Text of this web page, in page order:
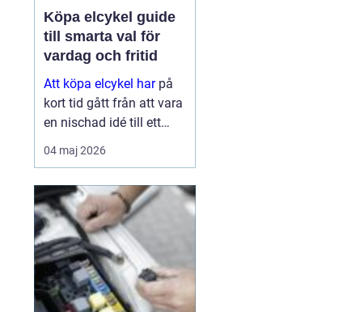
Köpa elcykel guide
till smarta val för
vardag och fritid
Att köpa elcykel harpå
kort tid gått från att vara
en nischad idé till ett
självklart alternativ för
pendling och
ersätter elcykeln både bil
och kollektivtrafik
under...
04 maj 2026